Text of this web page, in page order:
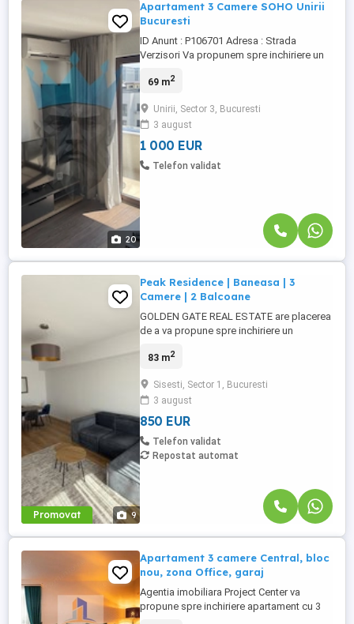
20
Apartament 3 Camere SOHO Unirii
Bucuresti
ID Anunt : P106701 Adresa : Strada
Verzisori Va propunem spre inchiriere un
si utilat in zona Unirii . Apartamentul are o
intr-un bloc cu regim de inaltime P + 6.
Centrala proprie cu incalzire in pardoseala
ofera un ...
69 m2
Unirii, Sector 3, Bucuresti
3 august
1 000 EUR
Telefon validat
Promovat 9
Peak Residence | Baneasa | 3
Camere | 2 Balcoane
GOLDEN GATE REAL ESTATE are placerea
de a va propune spre inchiriere un
Baneasa. Solicitati predentare video.
cu regim de inaltime P + 11, finalizat in
anul 2021, avand o suprafata utila de 83
mp si 2 balcoane ...
83 m2
Sisesti, Sector 1, Bucuresti
3 august
850 EUR
Telefon validat
Repostat automat
Apartament 3 camere Central, bloc
nou, zona Office, garaj
Agentia imobiliara Project Center va
propune spre inchiriere apartament cu 3